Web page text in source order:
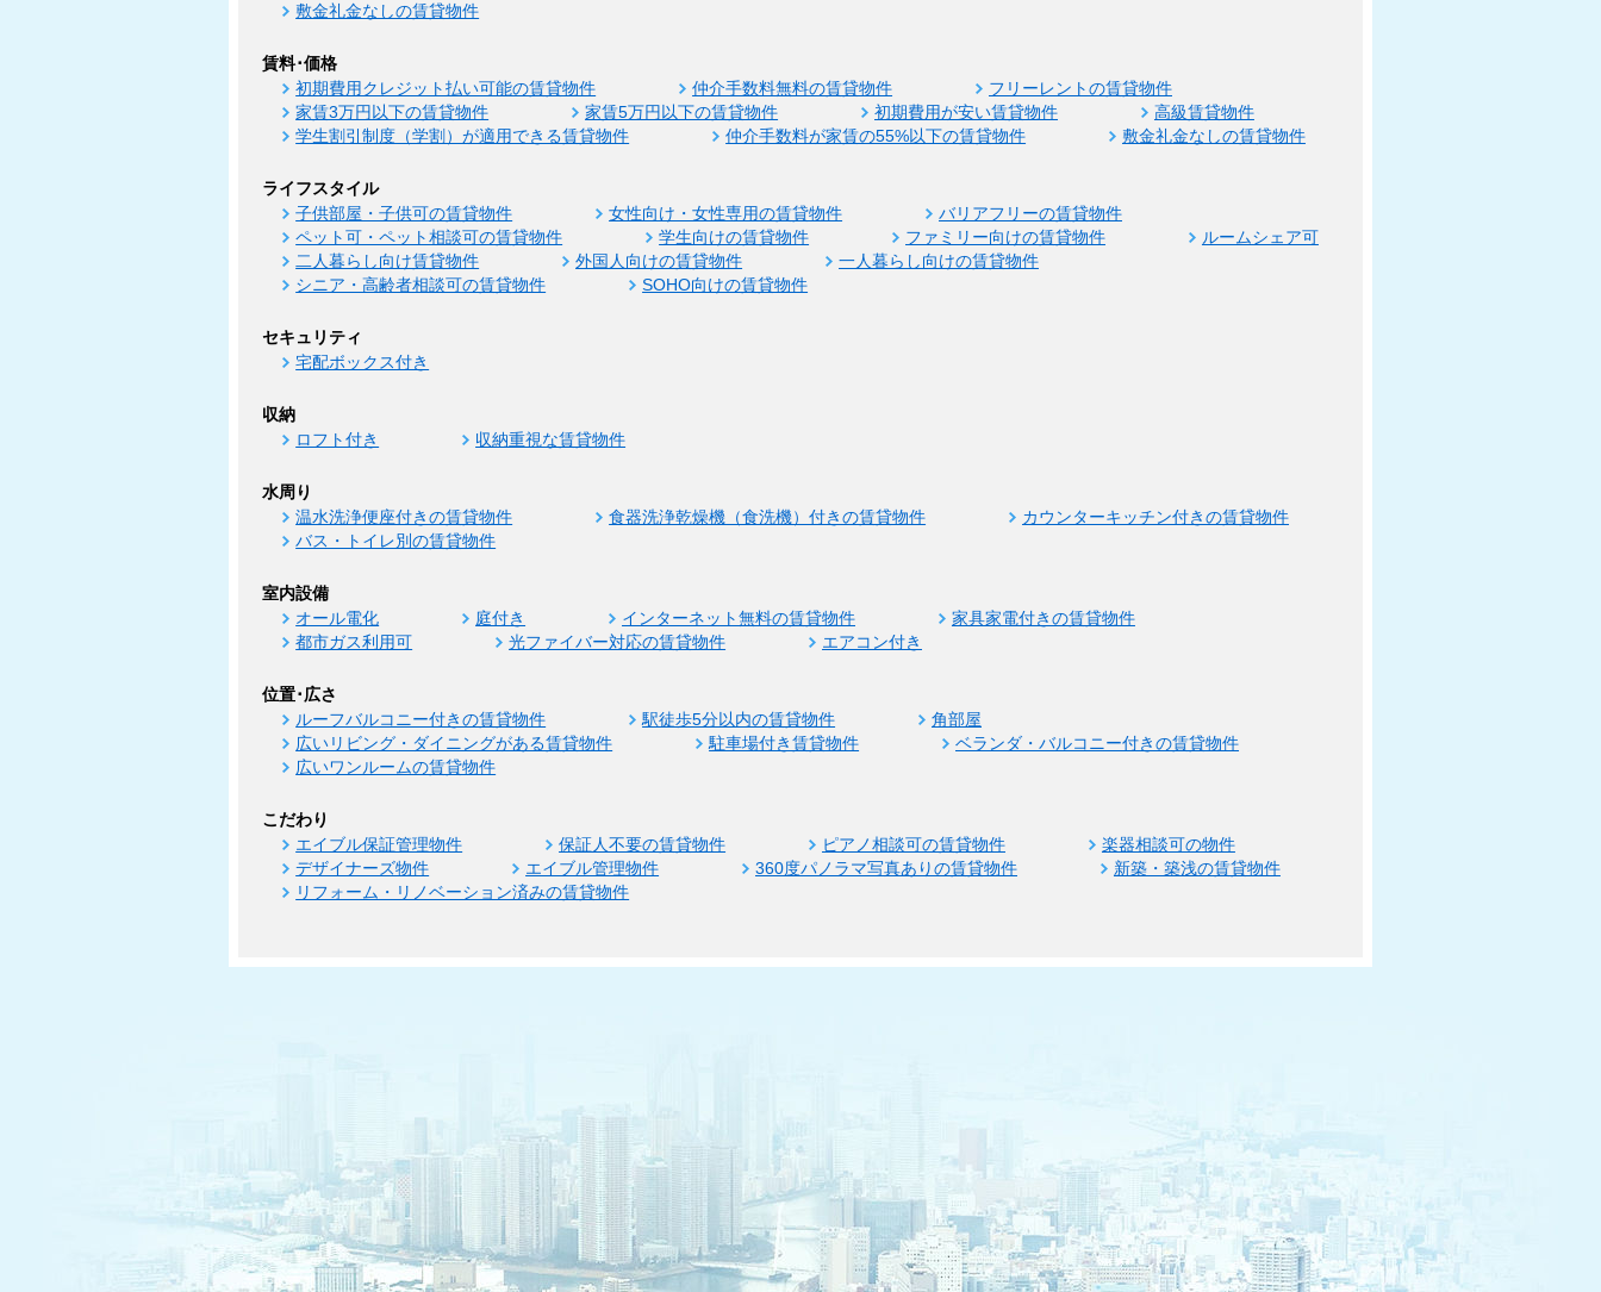
敷金礼金なしの賃貸物件
賃料･価格
初期費用クレジット払い可能の賃貸物件 仲介手数料無料の賃貸物件
フリーレントの賃貸物件
家賃3万円以下の賃貸物件
家賃5万円以下の賃貸物件 初期費用が安い賃貸物件
高級賃貸物件
学生割引制度（学割）が適用できる賃貸物件
仲介手数料が家賃の55%以下の賃貸物件 敷金礼金なしの賃貸物件
ライフスタイル
子供部屋・子供可の賃貸物件 女性向け・女性専用の賃貸物件
バリアフリーの賃貸物件
ペット可・ペット相談可の賃貸物件
学生向けの賃貸物件 ファミリー向けの賃貸物件
ルームシェア可
二人暮らし向け賃貸物件
外国人向けの賃貸物件
一人暮らし向けの賃貸物件
シニア・高齢者相談可の賃貸物件
SOHO向けの賃貸物件
セキュリティ
宅配ボックス付き
収納
ロフト付き 収納重視な賃貸物件
水周り
温水洗浄便座付きの賃貸物件 食器洗浄乾燥機（食洗機）付きの賃貸物件
カウンターキッチン付きの賃貸物件
バス・トイレ別の賃貸物件
室内設備
オール電化 庭付き インターネット無料の賃貸物件
家具家電付きの賃貸物件
都市ガス利用可
光ファイバー対応の賃貸物件 エアコン付き
位置･広さ
ルーフバルコニー付きの賃貸物件 駅徒歩5分以内の賃貸物件
角部屋
広いリビング・ダイニングがある賃貸物件
駐車場付き賃貸物件
ベランダ・バルコニー付きの賃貸物件
広いワンルームの賃貸物件
こだわり
エイブル保証管理物件 保証人不要の賃貸物件 ピアノ相談可の賃貸物件
楽器相談可の物件
デザイナーズ物件
エイブル管理物件 360度パノラマ写真ありの賃貸物件
新築・築浅の賃貸物件
リフォーム・リノベーション済みの賃貸物件